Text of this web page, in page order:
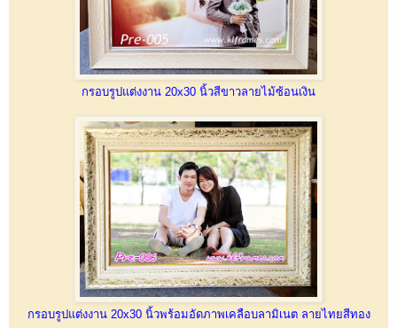
กรอบรูปแต่งงาน 20x30 นิ้วสีขาวลายไม้ซ้อนเงิน
กรอบรูปแต่งงาน 20x30 นิ้วพร้อมอัดภาพเคลือบลามิเนต ลายไทยสีทอง